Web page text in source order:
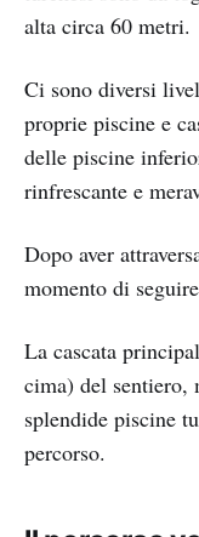
alta circa 60 metri.
Ci sono diversi
proprie piscine e
delle piscine
rinfrescante e
Dopo aver
momento di
La cascata
cima) del sentiero,
splendide piscine
percorso.